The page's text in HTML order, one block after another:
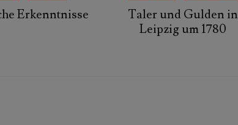
Erkenntnisse
Taler und Gulden in
Leipzig um 1780